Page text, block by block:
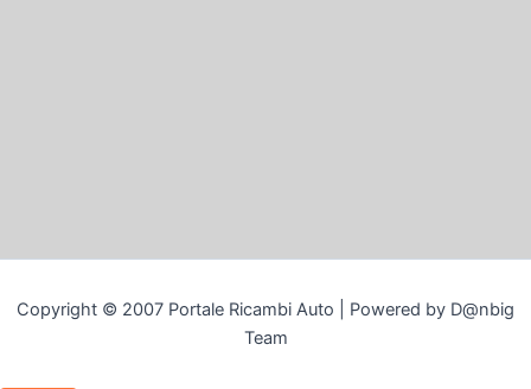
Copyright © 2007 Portale Ricambi Auto | Powered by D@nbig
Team